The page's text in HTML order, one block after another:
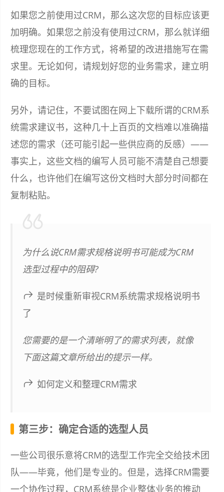
如果您之前使用过CRM，那么这次您的目标应该更
加明确。如果您之前没有使用过CRM，那么就详细
梳理您现在的工作方式，将希望的改进措施写在需
求里。无论如何，请规划好您的业务需求，建立明
确的目标。
另外，请记住，不要试图在网上下载所谓的CRM系
统需求建议书，这种几十上百页的文档难以准确描
述您的需求（还可能引起一些供应商的反感）——
事实上，这些文档的编写人员可能不清楚自己想要
什么，也许他们在编写这份文档时大部分时间都在
复制粘贴。
为什么说CRM需求规格说明书可能成为CRM
选型过程中的阻碍?
是时候重新审视CRM系统需求规格说明书
了
您需要的是一个清晰明了的需求列表，就像
下面这篇文章所给出的提示一样。
如何定义和整理CRM需求
第三步：确定合适的选型人员
一些公司很乐意将CRM的选型工作完全交给技术团
队——毕竟，他们是专业的。但是，选择CRM需要
一个协作过程，CRM系统是企业整体业务的推动